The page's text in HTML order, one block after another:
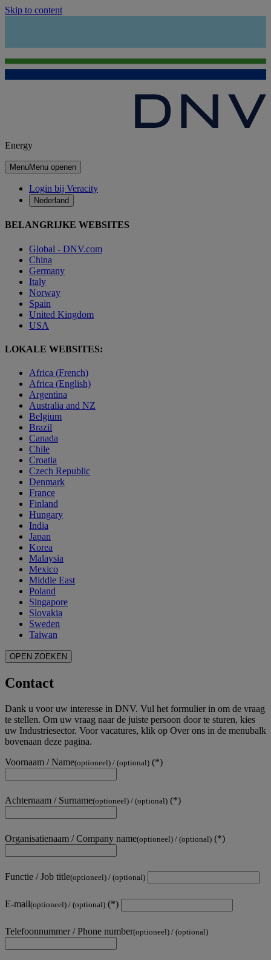
Skip to content
Energy
MenuMenu openen
Login bij Veracity
Nederland
BELANGRIJKE WEBSITES
Global - DNV.com
China
Germany
Italy
Norway
Spain
United Kingdom
USA
LOKALE WEBSITES:
Africa (French)
Africa (English)
Argentina
Australia and NZ
Belgium
Brazil
Canada
Chile
Croatia
Czech Republic
Denmark
France
Finland
Hungary
India
Japan
Korea
Malaysia
Mexico
Middle East
Poland
Singapore
Slovakia
Sweden
Taiwan
OPEN ZOEKEN
Contact
Dank u voor uw interesse in DNV. Vul het formulier in om de vraag
te stellen. Om uw vraag naar de juiste persoon door te sturen, kies
uw Industriesector. Voor vacatures, klik op Over ons in de menubalk
bovenaan deze pagina.
Voornaam / Name(optioneel) / (optional)
Achternaam / Surname(optioneel) / (optional)
Organisatienaam / Company name(optioneel) / (optional)
Functie / Job title(optioneel) / (optional)
E-mail(optioneel) / (optional)
Telefoonnummer / Phone number(optioneel) / (optional)